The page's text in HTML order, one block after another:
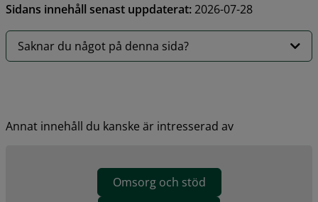
Sidans innehåll senast uppdaterat:2026-07-28
Saknar du något på denna sida?
Annat innehåll du kanske är intresserad av
Omsorg och stöd